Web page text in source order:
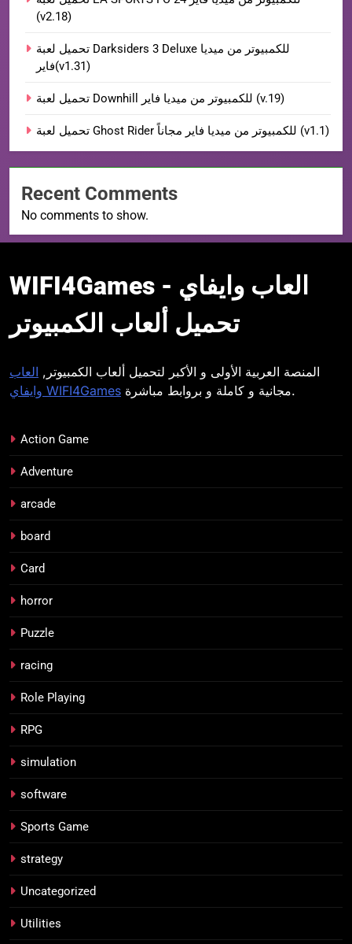
(v2.18)
تحميل لعبة Darksiders 3 Deluxe للكمبيوتر من ميديا
فاير(v1.31)
تحميل لعبة Downhill للكمبيوتر من ميديا فاير (v.19)
تحميل لعبة Ghost Rider للكمبيوتر من ميديا فاير مجاناً (v1.1)
Recent Comments
No comments to show.
WIFI4Games العاب
وايفايWIFI4Games العاب وايفاي -
تحميل ألعاب الكمبيوتر
المنصة العربية الأولى و الأكبر لتحميل ألعاب الكمبيوتر, العاب
وايفاي WIFI4Games
مجانية و كاملة و بروابط مباشرة.
Action Game
Adventure
arcade
board
Card
horror
Puzzle
racing
Role Playing
RPG
simulation
software
Sports Game
strategy
Uncategorized
Utilities